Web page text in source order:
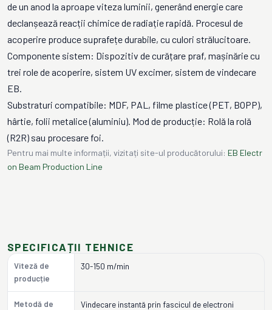
de un anod la aproape viteza luminii, generând energie care
declanșează reacții chimice de radiație rapidă. Procesul de
acoperire produce suprafețe durabile, cu culori strălucitoare.
Componente sistem: Dispozitiv de curățare praf, mașinărie cu
trei role de acoperire, sistem UV excimer, sistem de vindecare
EB.
Substraturi compatibile: MDF, PAL, filme plastice (PET, BOPP),
hârtie, folii metalice (aluminiu). Mod de producție: Rolă la rolă
(R2R) sau procesare foi.
Pentru mai multe informații, vizitați site-ul producătorului: EB Electr
on Beam Production Line
SPECIFICAȚII TEHNICE
Viteză de
producție
30-150 m/min
Metodă de
Vindecare instantă prin fascicul de electroni